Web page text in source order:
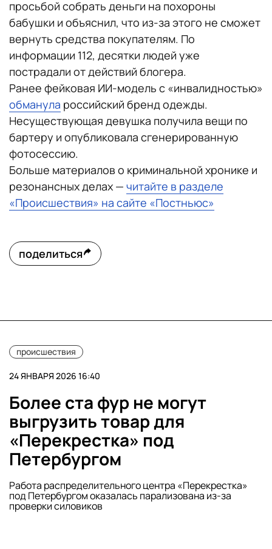
просьбой собрать деньги на похороны
бабушки и объяснил, что из-за этого не сможет
вернуть средства покупателям. По
информации 112, десятки людей уже
пострадали от действий блогера.
Ранее фейковая ИИ-модель с «инвалидностью»
обманула российский бренд одежды.
Несуществующая девушка получила вещи по
бартеру и опубликовала сгенерированную
фотосессию.
Больше материалов о криминальной хронике и
резонансных делах — читайте в разделе
«Происшествия» на сайте «Постньюс»
поделиться
происшествия
24 ЯНВАРЯ 2026 16:40
Более ста фур не могут
выгрузить товар для
«Перекрестка» под
Петербургом
Работа распределительного центра «Перекрестка»
под Петербургом оказалась парализована из-за
проверки силовиков